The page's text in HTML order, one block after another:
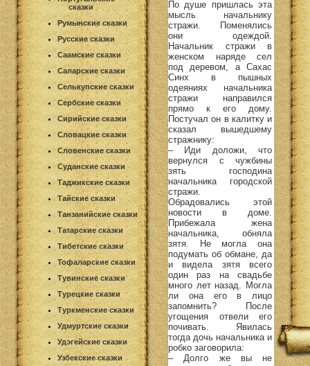
сказки
Румынские сказки
Русские сказки
Саамские сказки
Саларские сказки
Селькупские сказки
Сербские сказки
Сирийские сказки
Словацкие сказки
Словенские сказки
Суданские сказки
Таджикские сказки
Тайские сказки
Танзанийские сказки
Татарские сказки
Тибетские сказки
Тофаларские сказки
Тувинские сказки
Турецкие сказки
Туркменские сказки
Удмуртские сказки
Удэгейские сказки
Узбекские сказки
По душе пришлась эта
мысль начальнику
стражи. Поменялись
они одеждой.
Начальник стражи в
женском наряде сел
под деревом, а Сахас
Синх в пышных
одеяниях начальника
стражи направился
прямо к его дому.
Постучал он в калитку и
сказал вышедшему
стражнику:
– Иди доложи, что
вернулся с чужбины
зять господина
начальника городской
стражи.
Обрадовались этой
новости в доме.
Прибежала жена
начальника, обняла
зятя. Не могла она
подумать об обмане, да
и видела зятя всего
один раз на свадьбе
много лет назад. Могла
ли она его в лицо
запомнить? После
угощения отвели его
почивать. Явилась
тогда дочь начальника и
робко заговорила:
– Долго же вы не